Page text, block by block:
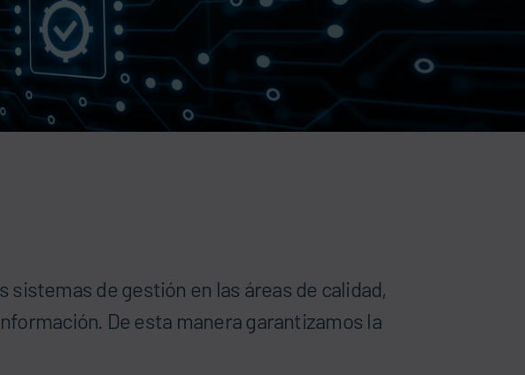
de gestión en las áreas de calidad,
De esta manera garantizamos la